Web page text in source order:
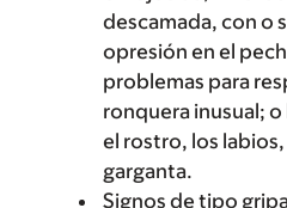
descamada, con o
opresión en el
problemas para
ronquera inusual;
el rostro, los labios,
garganta.
Signos de tipo